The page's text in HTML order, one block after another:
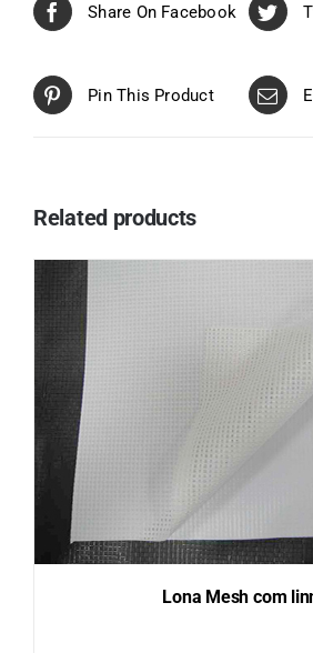
Share On Facebook
Pin This Product
Related products
Lona Mesh com